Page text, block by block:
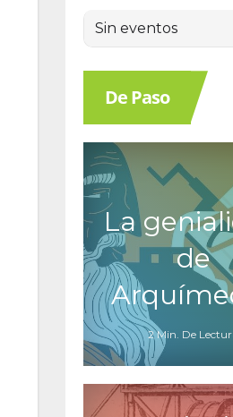
Sin eventos
De Paso
La
de
2 Min. De